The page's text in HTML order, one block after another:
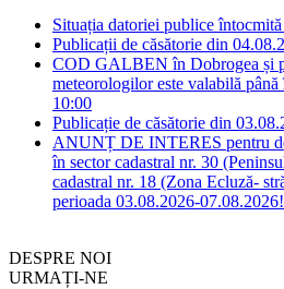
Situația datoriei publice
Publicații de căsătorie din
COD GALBEN în Dobrogea și
meteorologilor este valabilă până
10:00
Publicație de căsătorie din
ANUNȚ DE INTERES pentru
în sector cadastral nr. 30
cadastral nr. 18 (Zona Ecluză-
perioada 03.08.2026-07.08.2026!
DESPRE NOI
URMAȚI-NE